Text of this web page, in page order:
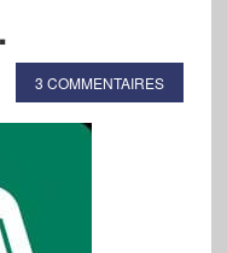
3 COMMENTAIRES